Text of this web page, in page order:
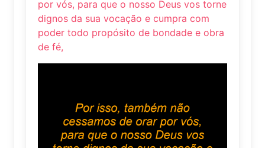
por vós, para que o nosso Deus vos torne
dignos da sua vocação e cumpra com
poder todo propósito de bondade e obra
de fé,